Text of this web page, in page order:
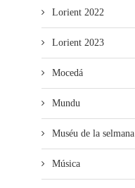
Lorient 2022
Lorient 2023
Mocedá
Mundu
Muséu de la selmana
Música